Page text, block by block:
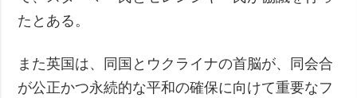
たとある。
また英国は、同国とウクライナの首脳が、同会合
が公正かつ永続的な平和の確保に向けて重要なフ